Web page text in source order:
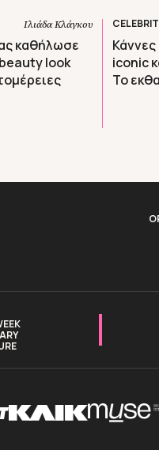
Ιλιάδα Κλάγκου
καθήλωσε
look
iconic
Το